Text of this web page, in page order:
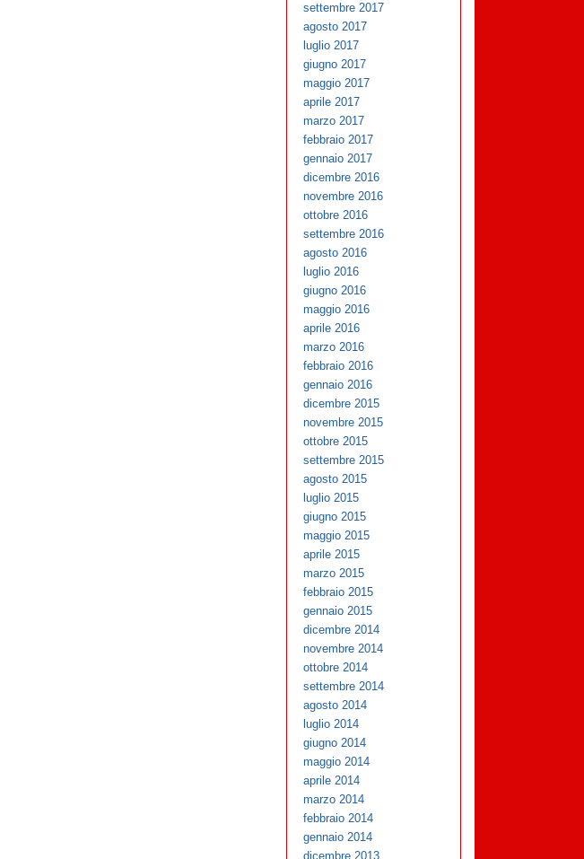
settembre 2017
agosto 2017
luglio 2017
giugno 2017
maggio 2017
aprile 2017
marzo 2017
febbraio 2017
gennaio 2017
dicembre 2016
novembre 2016
ottobre 2016
settembre 2016
agosto 2016
luglio 2016
giugno 2016
maggio 2016
aprile 2016
marzo 2016
febbraio 2016
gennaio 2016
dicembre 2015
novembre 2015
ottobre 2015
settembre 2015
agosto 2015
luglio 2015
giugno 2015
maggio 2015
aprile 2015
marzo 2015
febbraio 2015
gennaio 2015
dicembre 2014
novembre 2014
ottobre 2014
settembre 2014
agosto 2014
luglio 2014
giugno 2014
maggio 2014
aprile 2014
marzo 2014
febbraio 2014
gennaio 2014
dicembre 2013